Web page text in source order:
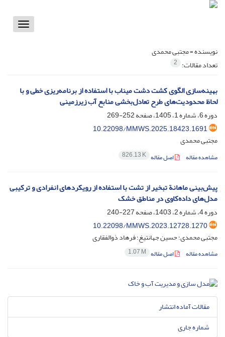
Toggle
نویسنده =مجتبی محمدی
تعداد مقالات: 2
بهینه‌سازی الگوی کشت دشت میناب با استفاده از برنامه‌ریزی خطی و با
لحاظ محدودیت‌های طرح تعادل‌بخشی منابع آب زیرزمینی
دوره 6، شماره 1، 1405، صفحه
252-269
10.22098/MMWS.2025.18423.1691
مجتبی محمدی
مشاهده مقاله اصل مقاله 826.13 K
پیش‌بینی ماهانة تبخیر از تشت با استفاده از رویکردهای انفرادی و ترکیبی
مدل‌های داده‌کاوی در مناطق خشک
دوره 4، شماره 2، 1403، صفحه
227-240
10.22098/MMWS.2023.12728.1270
مجتبی محمدی؛ حسین جهانتیغ؛ فرهاد ذوالفقاری
مشاهده مقاله اصل مقاله 1.07 M
مقالات آماده انتشار
شماره جاری